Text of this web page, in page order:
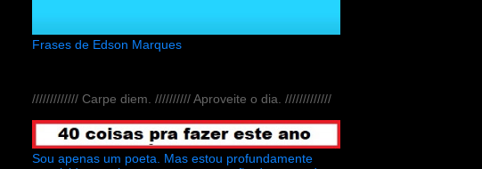
Frases de Edson Marques
///////////// Carpe diem. ////////// Aproveite o dia. /////////////
Sou apenas um poeta. Mas estou profundamente